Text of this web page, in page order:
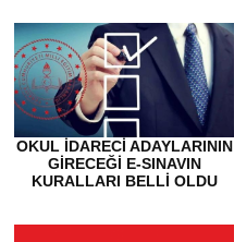
OKUL İDARECI ADAYLARININ
GIRECEĞI E-SINAVIN
KURALLARI BELLI OLDU